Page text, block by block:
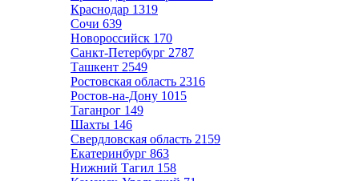
Краснодар 1319
Сочи 639
Новороссийск 170
Санкт-Петербург 2787
Ташкент 2549
Ростовская область 2316
Ростов-на-Дону 1015
Таганрог 149
Шахты 146
Свердловская область 2159
Екатеринбург 863
Нижний Тагил 158